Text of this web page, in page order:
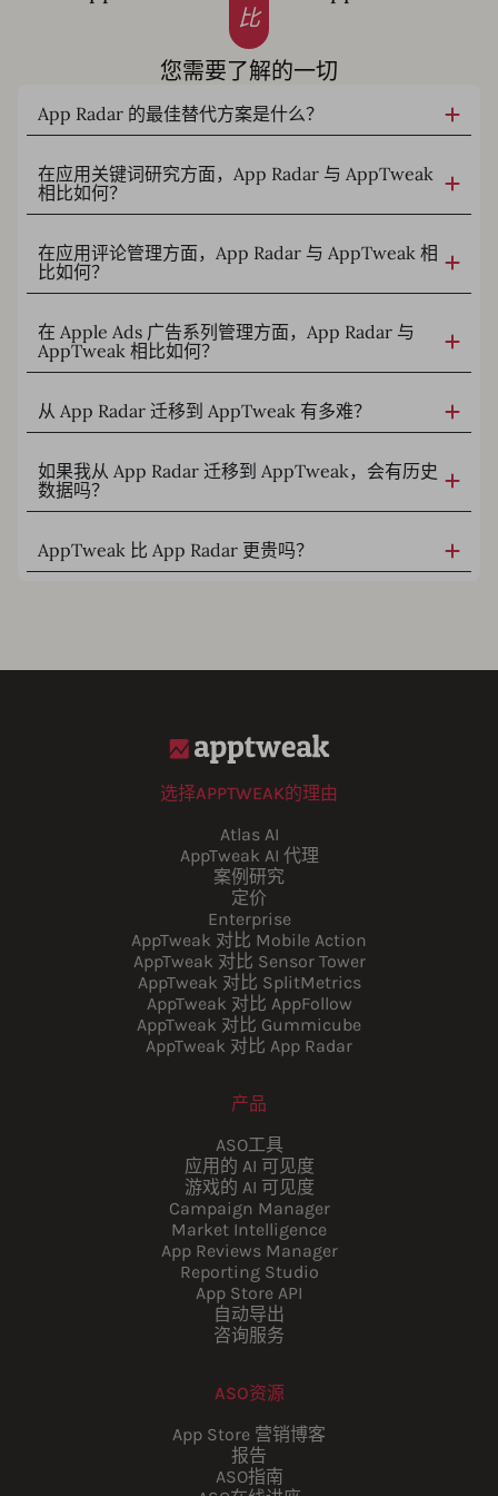
比
您需要了解的一切
App Radar 的最佳替代方案是什么？
在应用关键词研究方面，App Radar 与 AppTweak
相比如何？
在应用评论管理方面，App Radar 与 AppTweak 相
比如何？
在 Apple Ads 广告系列管理方面，App Radar 与
AppTweak 相比如何？
从 App Radar 迁移到 AppTweak 有多难？
如果我从 App Radar 迁移到 AppTweak，会有历史
数据吗？
AppTweak 比 App Radar 更贵吗？
选择APPTWEAK的理由
Atlas AI
AppTweak AI 代理
案例研究
定价
Enterprise
AppTweak 对比 Mobile Action
AppTweak 对比 Sensor Tower
AppTweak 对比 SplitMetrics
AppTweak 对比 AppFollow
AppTweak 对比 Gummicube
AppTweak 对比 App Radar
产品
ASO工具
应用的 AI 可见度
游戏的 AI 可见度
Campaign Manager
Market Intelligence
App Reviews Manager
Reporting Studio
App Store API
自动导出
咨询服务
ASO资源
App Store 营销博客
报告
ASO指南